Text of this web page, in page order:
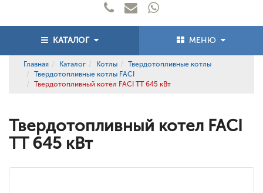
КАТАЛОГ МЕНЮ
Главная Каталог Котлы
Твердотопливные котлы
Твердотопливные котлы FACI
Твердотопливный котел FACI TT 645 кВт
Твердотопливный котел FACI
TT 645 кВт